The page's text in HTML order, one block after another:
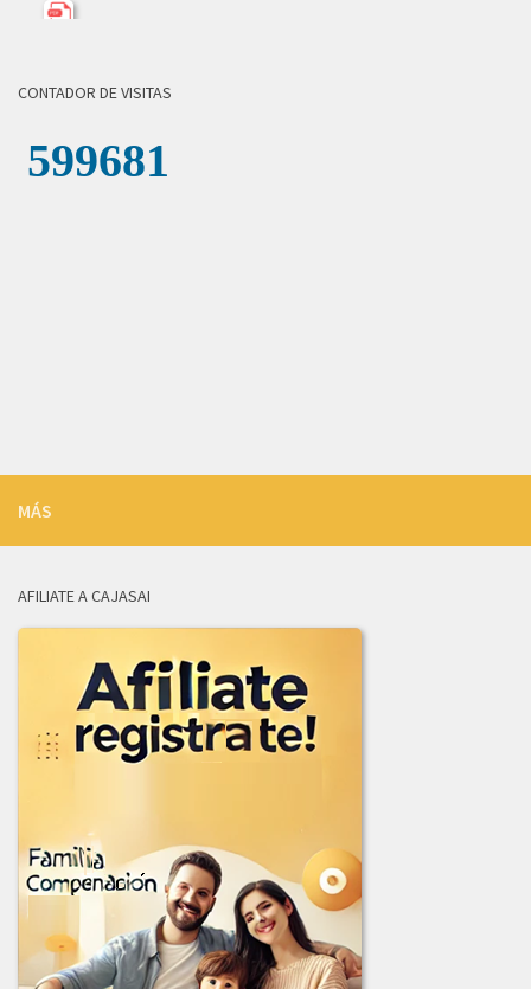
LICITACION_DE_OFERTAS__001-_2026.pdf
COMUNICADO_ADJUDICACION_LIC-003-2025.pdf
COMUNICADO_ADJUDICACION_LIC_004-2025.pdf
INFORME_EVALUACION_COMITE_COMPRAS_LIC-003-2025.pdf
INFORME_LICITACION_OFERTAS_004-2025.pdf
LICITACION_003_2025.PDF
LICITACION_DE_OFERTAS_001_DE_2025.PDF
LICITACION_DE_OFERTAS_002-2025.PDF
CONTADOR DE VISITAS
MÁS
AFILIATE A CAJASAI